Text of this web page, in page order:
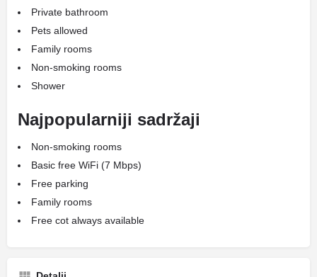
Private bathroom
Pets allowed
Family rooms
Non-smoking rooms
Shower
Najpopularniji sadržaji
Non-smoking rooms
Basic free WiFi (7 Mbps)
Free parking
Family rooms
Free cot always available